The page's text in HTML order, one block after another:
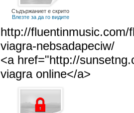
Съдържаниет е скрито
Влезте за да го видите
http://
viagra-nebsadapeciw/
<a href="http://
viagra online</a>